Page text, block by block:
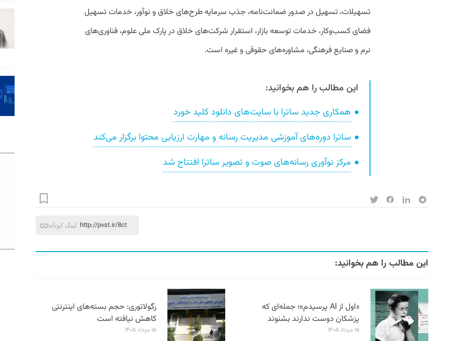
تسهیلات، تسهیل در صدور ضمانت‌نامه، جذب سرمایه طرح‌های خلاق و نوآور، خدمات تسهیل
فضای کسب‌وکار، خدمات توسعه بازار، استقرار شرکت‌های خلاق در پارک ملی علوم، فناوری‌های
نرم و صنایع فرهنگی، مشاوره‌های حقوقی و غیره است.
این مطالب را هم بخوانید:
همکاری جدید ساترا با سایت‌های دانلود کلید خورد
ساترا دوره‌های آموزشی مدیریت رسانه و مهارت ارزیابی محتوا برگزار می‌کند
مرکز نوآوری رسانه‌های صوت و تصویر ساترا افتتاح شد
لینک کوتاه http://pvst.ir/8ct
این مطالب را هم بخوانید:
«اول از AI پرسیدم»؛ جمله‌ای که
پزشکان دوست ندارند بشنوند
۱۵ مرداد ۱۴۰۵
رگولاتوری: حجم بسته‌های اینترنتی
کاهش نیافته است
۱۵ مرداد ۱۴۰۵